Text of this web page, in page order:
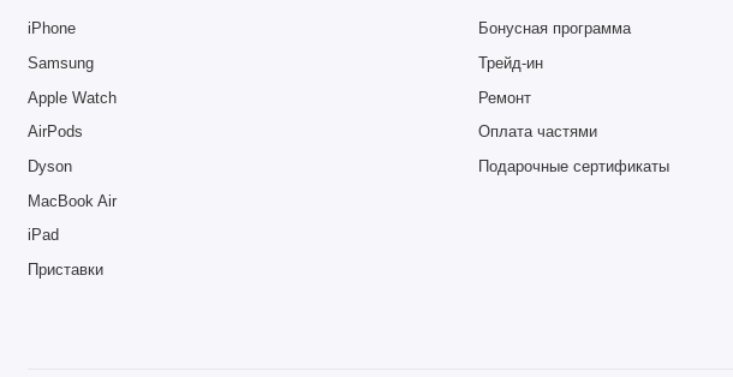
iPhone
Samsung
Apple Watch
AirPods
Dyson
MacBook Air
iPad
Приставки
Бонусная программа
Трейд-ин
Ремонт
Оплата частями
Подарочные сертификаты